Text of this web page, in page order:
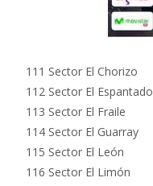
111 Sector El Chorizo
112 Sector El Espantado
113 Sector El Fraile
114 Sector El Guarray
115 Sector El León
116 Sector El Limón